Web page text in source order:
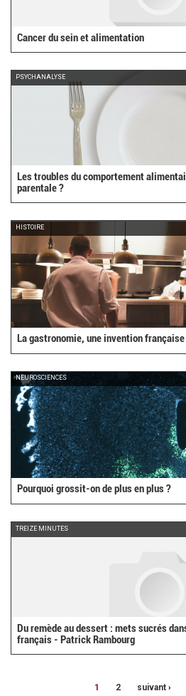
Cancer du sein et alimentation
PSYCHANALYSE
Les troubles du comportement
parentale ?
HISTOIRE
La gastronomie, une invention française
NEUROSCIENCES
Pourquoi grossit-on de plus en plus ?
TREIZE MINUTES
Du remède au dessert : mets sucrés
français - Patrick Rambourg
1 2 suivant ›